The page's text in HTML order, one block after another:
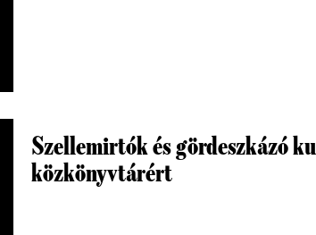
Szellemirtók és gördeszkázó
közkönyvtárért